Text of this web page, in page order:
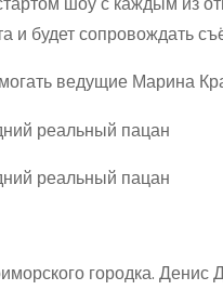
и будет сопровождать
ведущие Марина
городка.